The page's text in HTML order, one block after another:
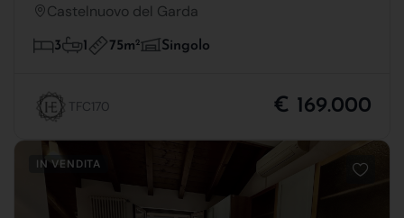
Castelnuovo del Garda
3 1 75m2 Singolo
TFC170 € 169.000
IN VENDITA